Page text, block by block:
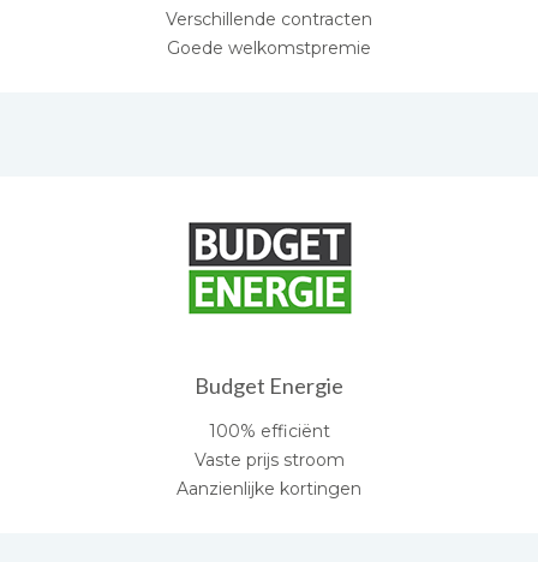
Verschillende contracten
Goede welkomstpremie
Budget Energie
100% efficiënt
Vaste prijs stroom
Aanzienlijke kortingen